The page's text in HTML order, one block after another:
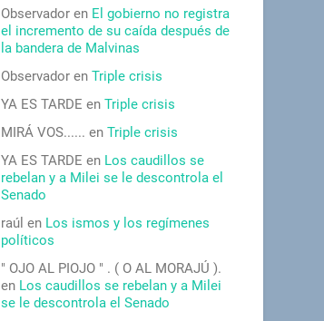
Observador en El gobierno no registra
el incremento de su caída después de
la bandera de Malvinas
Observador enTriple crisis
YA ES TARDE enTriple crisis
MIRÁ VOS...... enTriple crisis
YA ES TARDE en Los caudillos se
rebelan y a Milei se le descontrola el
Senado
raúl en Los ismos y los regímenes
políticos
" OJO AL PIOJO " . ( O AL MORAJÚ ).
en Los caudillos se rebelan y a Milei
se le descontrola el Senado